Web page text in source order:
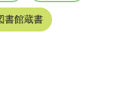
書館蔵書